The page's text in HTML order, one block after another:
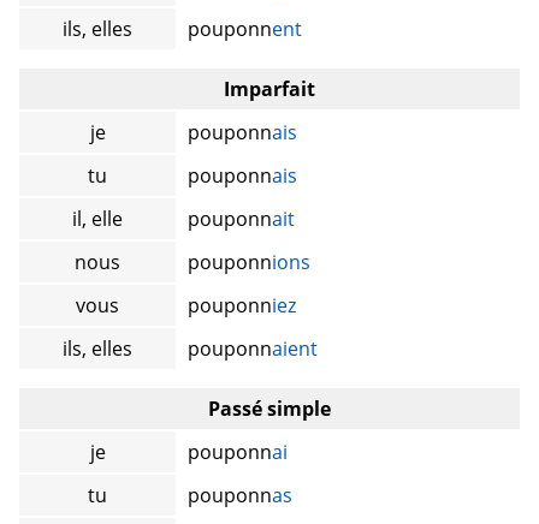
ils, elles
pouponnent
Imparfait
je
pouponnais
tu
pouponnais
il, elle
pouponnait
nous
pouponnions
vous
pouponniez
ils, elles
pouponnaient
Passé simple
je
pouponnai
tu
pouponnas